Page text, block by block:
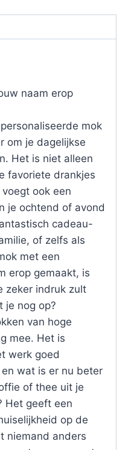
naam erop
mok
om je dagelijkse
Het is niet alleen
favoriete drankjes
ook een
je ochtend of avond
cadeau-
of zelfs als
met een
erop gemaakt, is
zeker indruk zult
je nog op?
van hoge
mee. Het is
werk goed
wat is er nu beter
of thee uit je
Het geeft een
op de
niemand anders